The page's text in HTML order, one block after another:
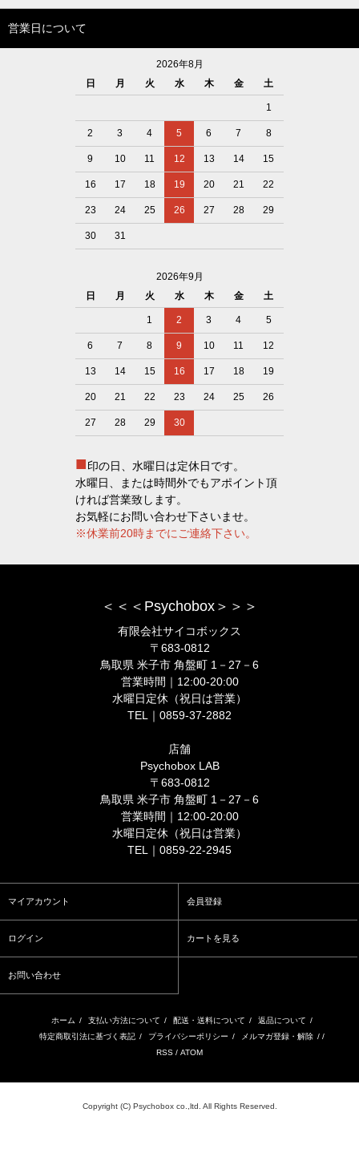
営業日について
2026年8月
日
月 火 水 木 金 土
1
2 3 4 5 6 7 8
9 10 11 12 13 14 15
16 17 18 19 20 21 22
23 24 25 26 27 28 29
30 31
2026年9月
日
月 火 水 木 金 土
1 2 3 4 5
6 7 8 9 10 11 12
13 14 15 16 17 18 19
20 21 22 23 24 25 26
27 28 29 30
■印の日、水曜日は定休日です。
水曜日、または時間外でもアポイント頂
ければ営業致します。
お気軽にお問い合わせ下さいませ。
※休業前20時までにご連絡下さい。
＜＜＜Psychobox＞＞＞
有限会社サイコボックス
〒683-0812
鳥取県 米子市 角盤町 1－27－6
営業時間｜12:00-20:00
水曜日定休（祝日は営業）
TEL｜0859-37-2882
店舗
Psychobox LAB
〒683-0812
鳥取県 米子市 角盤町 1－27－6
営業時間｜12:00-20:00
水曜日定休（祝日は営業）
TEL｜0859-22-2945
マイアカウント 会員登録
ログイン カートを見る
お問い合わせ
ホーム / 支払い方法について / 配送・送料について / 返品について /
特定商取引法に基づく表記 / プライバシーポリシー / メルマガ登録・解除 / /
RSS / ATOM
Copyright (C) Psychobox co.,ltd. All Rights Reserved.